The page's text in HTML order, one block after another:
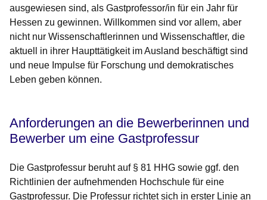
ausgewiesen sind, als Gastprofessor/in für ein Jahr für
Hessen zu gewinnen. Willkommen sind vor allem, aber
nicht nur Wissenschaftlerinnen und Wissenschaftler, die
aktuell in ihrer Haupttätigkeit im Ausland beschäftigt sind
und neue Impulse für Forschung und demokratisches
Leben geben können.
Anforderungen an die Bewerberinnen und
Bewerber um eine Gastprofessur
Die Gastprofessur beruht auf § 81 HHG sowie ggf. den
Richtlinien der aufnehmenden Hochschule für eine
Gastprofessur. Die Professur richtet sich in erster Linie an